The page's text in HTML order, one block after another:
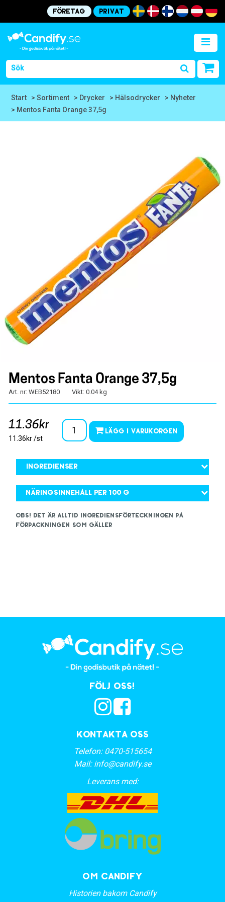
Företag Privat
Start > Sortiment > Drycker > Hälsodrycker
> Nyheter
> Mentos Fanta Orange 37,5g
Mentos Fanta Orange 37,5g
Art. nr: WEB52180 Vikt: 0.04 kg
11.36kr
11.36kr /st
Lägg i varukorgen
Ingredienser
Näringsinnehåll per 100 g
OBS! Det är alltid ingrediensförteckningen på
förpackningen som gäller
Kontakta oss
Telefon: 0470-515654
Mail: info@candify.se
Leverans med:
Följ oss!
OM CANDIFY
Historien bakom Candify